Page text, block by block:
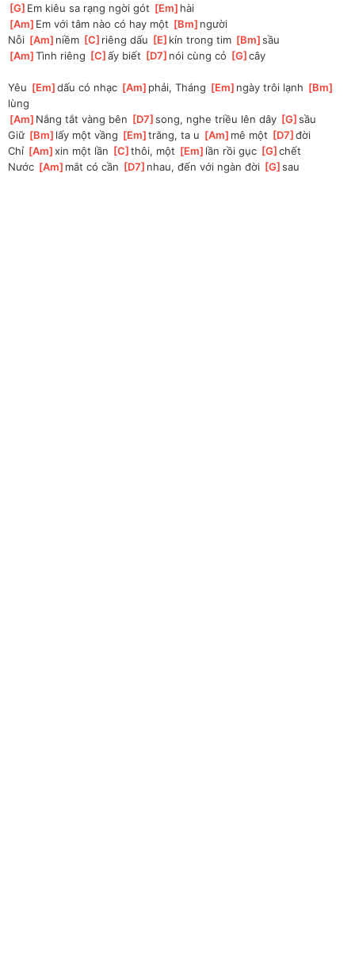
[G ]Em kiêu sa rạng ngời gót [Em ]hài
[Am ]Em với tâm nào có hay một [Bm ]người
Nỗi [Am ]niềm [C ]riêng dấu [E ]kín trong tim [Bm ]
sầu
[Am ]
Tình riêng [C ]
ấy biết [D7 ]nói cùng cỏ [G ]
cây
Yêu [Em ]
dấu có nhạc [Am ]phải, Tháng [Em ]ngày trôi lạnh [Bm
lùng
[Am ]Nắng tắt vàng bên [D7 ]
song, nghe triều lên dây [G ]
sầu
Giữ [Bm ]lấy một vầng [Em ]trăng, ta u [Am ]mê một [D7 ]
đời
Chỉ [Am ]
xin một lần [C ]thôi, một [Em ]lần rồi gục [G ]
chết
Nước [Am ]mắt có cần [D7 ]nhau, đến với ngàn đời [G ]
sau